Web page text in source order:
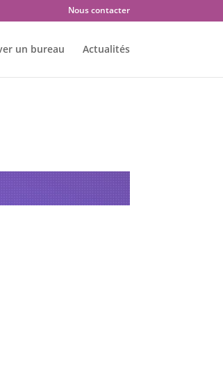
Nous contacter
un bureau Actualités
29000